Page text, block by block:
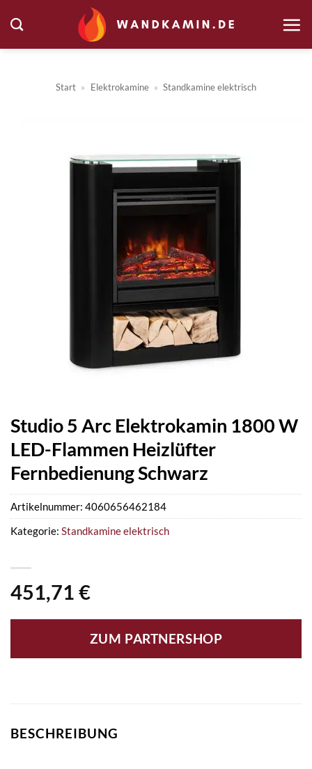
Inhalt
springen
Start » Elektrokamine » Standkamine elektrisch
Studio 5 Arc Elektrokamin 1800 W
LED-Flammen Heizlüfter
Fernbedienung Schwarz
451,71 €
ZUM PARTNERSHOP
Artikelnummer: 4060656462184
Kategorie: Standkamine elektrisch
BESCHREIBUNG